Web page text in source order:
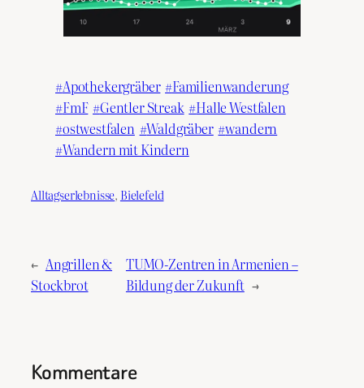
Apothekergräber
Familienwanderung
FmF
Gentler Streak
Halle Westfalen
ostwestfalen
Waldgräber
wandern
Wandern mit Kindern
Alltagserlebnisse, Bielefeld
← Angrillen &
Stockbrot
TUMO-Zentren in Armenien –
Bildung der Zukunft →
Kommentare